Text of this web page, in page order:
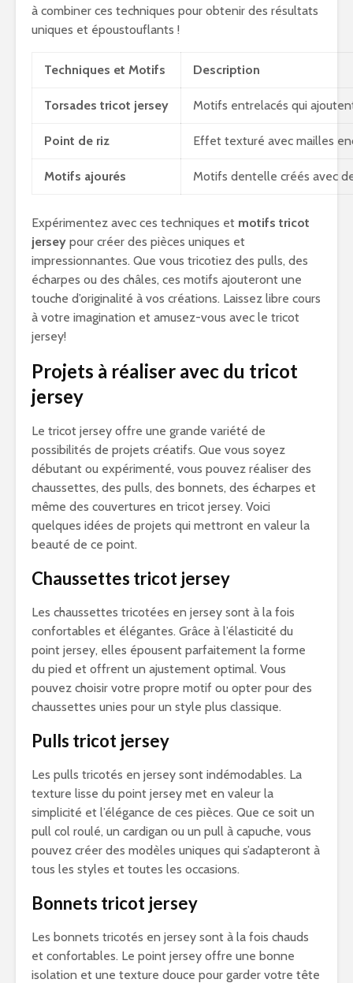
à combiner ces techniques pour obtenir des résultats
uniques et époustouflants !
Techniques et Motifs Description
Torsades tricot jersey Motifs entrelacés qui
Point de riz Effet texturé avec mailles
Motifs ajourés Motifs dentelle créés avec
Expérimentez avec ces techniques et motifs tricot
jersey pour créer des pièces uniques et
impressionnantes. Que vous tricotiez des pulls, des
écharpes ou des châles, ces motifs ajouteront une
touche d’originalité à vos créations. Laissez libre cours
à votre imagination et amusez-vous avec le tricot
jersey!
Projets à réaliser avec du tricot
jersey
Le tricot jersey offre une grande variété de
possibilités de projets créatifs. Que vous soyez
débutant ou expérimenté, vous pouvez réaliser des
chaussettes, des pulls, des bonnets, des écharpes et
même des couvertures en tricot jersey. Voici
quelques idées de projets qui mettront en valeur la
beauté de ce point.
Chaussettes tricot jersey
Les chaussettes tricotées en jersey sont à la fois
confortables et élégantes. Grâce à l’élasticité du
point jersey, elles épousent parfaitement la forme
du pied et offrent un ajustement optimal. Vous
pouvez choisir votre propre motif ou opter pour des
chaussettes unies pour un style plus classique.
Pulls tricot jersey
Les pulls tricotés en jersey sont indémodables. La
texture lisse du point jersey met en valeur la
simplicité et l’élégance de ces pièces. Que ce soit un
pull col roulé, un cardigan ou un pull à capuche, vous
pouvez créer des modèles uniques qui s’adapteront à
tous les styles et toutes les occasions.
Bonnets tricot jersey
Les bonnets tricotés en jersey sont à la fois chauds
et confortables. Le point jersey offre une bonne
isolation et une texture douce pour garder votre tête